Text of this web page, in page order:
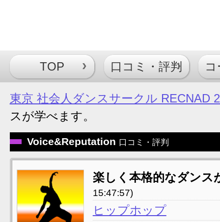
TOP 口コミ・評判
東京 社会人ダンスサークル RECNAD
スが学べます。
Voice&Reputation 口コミ・評判
楽しく本格的なダンス
15:47:57)
ヒップホップ